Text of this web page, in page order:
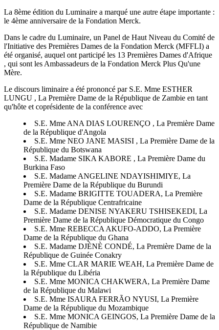
La 8ème édition du Luminaire a marqué une autre étape importante :
le 4ème anniversaire de la Fondation Merck.
Dans le cadre du Luminaire, un Panel de Haut Niveau du Comité de
l'Initiative des Premières Dames de la Fondation Merck (MFFLI) a
été organisé, auquel ont participé les 13 Premières Dames d'Afrique
, qui sont les Ambassadeurs de la Fondation Merck Plus Qu'une
Mère.
Le discours liminaire a été prononcé par S.E. Mme ESTHER
LUNGU , La Première Dame de la République de Zambie en tant
qu'hôte et coprésidente de la conférence avec
S.E. Mme ANA DIAS LOURENÇO , La Première Dame
de la République d'Angola
S.E. Mme NEO JANE MASISI , La Première Dame de la
République du Botswana
S.E. Madame SIKA KABORE , La Première Dame du
Burkina Faso
S.E. Madame ANGELINE NDAYISHIMIYE, La
Première Dame de la République du Burundi
S.E. Madame BRIGITTE TOUADERA, La Première
Dame de la République Centrafricaine
S.E. Madame DENISE NYAKERU TSHISEKEDI, La
Première Dame de la République Démocratique du Congo
S.E. Mme REBECCA AKUFO-ADDO, La Première
Dame de la République du Ghana
S.E. Madame DJÈNÈ CONDÉ, La Première Dame de la
République de Guinée Conakry
S.E. Mme CLAR MARIE WEAH, La Première Dame de
la République du Libéria
S.E. Mme MONICA CHAKWERA, La Première Dame
de la République du Malawi
S.E. Mme ISAURA FERRÃO NYUSI, La Première
Dame de la République du Mozambique
S.E. Mme MONICA GEINGOS, La Première Dame de la
République de Namibie